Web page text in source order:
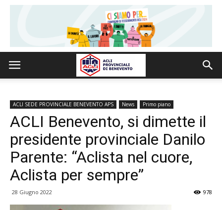
ACLI SEDE PROVINCIALE BENEVENTO APS News Primo piano
ACLI Benevento, si dimette il
presidente provinciale Danilo
Parente: “Aclista nel cuore,
Aclista per sempre”
28 Giugno 2022 978